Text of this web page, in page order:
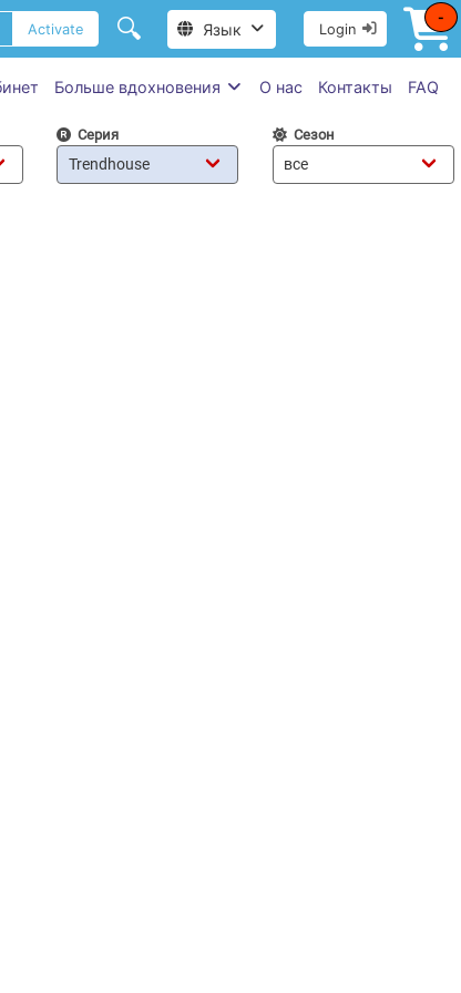
Activate 🔍 Язык Login
-
Больше вдохновения О нас Контакты FAQ
Серия Сезон